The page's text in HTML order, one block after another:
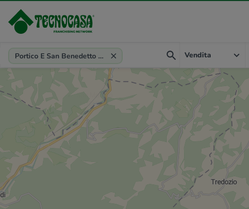
Provincia, comune, zona, riferimento
Portico E San Benedetto (FC) Vendita